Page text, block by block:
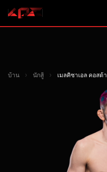
บ้าน › นักสู้ › เมลคิซาเอล คอสต้า